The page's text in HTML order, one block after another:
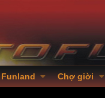
Funland Chợ giời